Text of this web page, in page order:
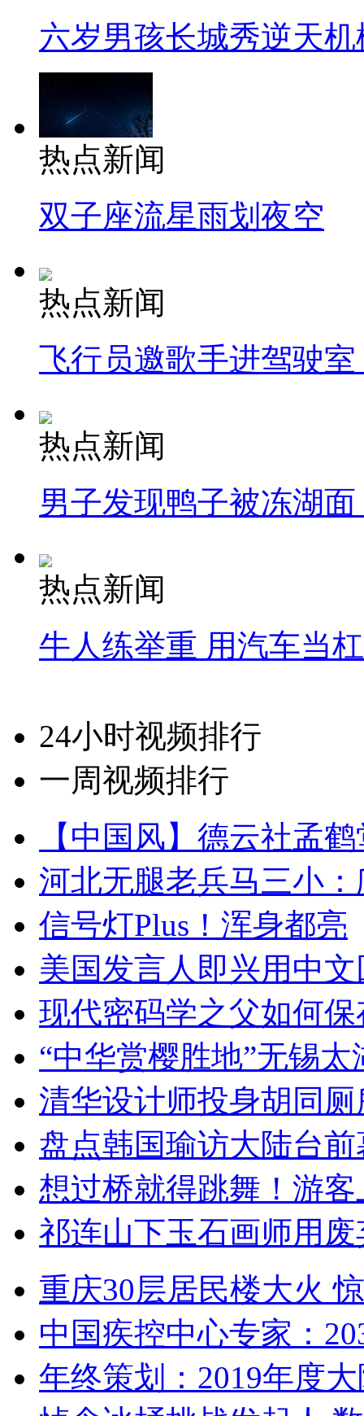
六岁男孩长城秀逆天机
热点新闻
双子座流星雨划夜空
热点新闻
飞行员邀歌手进驾驶
热点新闻
男子发现鸭子被冻湖
热点新闻
牛人练举重 用汽车当
24小时视频排行
一周视频排行
【中国风】德云社孟
河北无腿老兵马三小
信号灯Plus！浑身都亮
美国发言人即兴用中
现代密码学之父如何
“中华赏樱胜地”无锡
清华设计师投身胡同
盘点韩国瑜访大陆台
想过桥就得跳舞！游客
祁连山下玉石画师用
重庆30层居民楼大火
中国疾控中心专家：
年终策划：2019年度